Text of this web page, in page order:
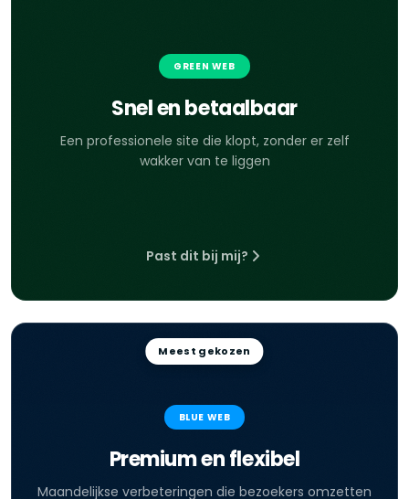
GREEN WEB
Snel en betaalbaar
Een professionele site die klopt, zonder er zelf
wakker van te liggen
Past dit bij mij?
Meest gekozen
BLUE WEB
Premium en flexibel
Maandelijkse verbeteringen die bezoekers omzetten